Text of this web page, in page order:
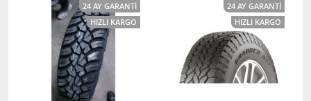
24 AY GARANTI
HIZLI KARGO
24 AY GARANTI
HIZLI KARGO